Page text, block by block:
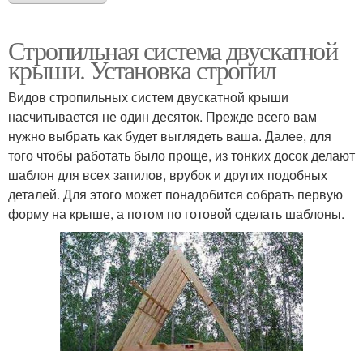
Стропильная система двускатной
крыши. Установка стропил
Видов стропильных систем двускатной крыши
насчитывается не один десяток. Прежде всего вам
нужно выбрать как будет выглядеть ваша. Далее, для
того чтобы работать было проще, из тонких досок делают
шаблон для всех запилов, врубок и других подобных
деталей. Для этого может понадобится собрать первую
форму на крыше, а потом по готовой сделать шаблоны.